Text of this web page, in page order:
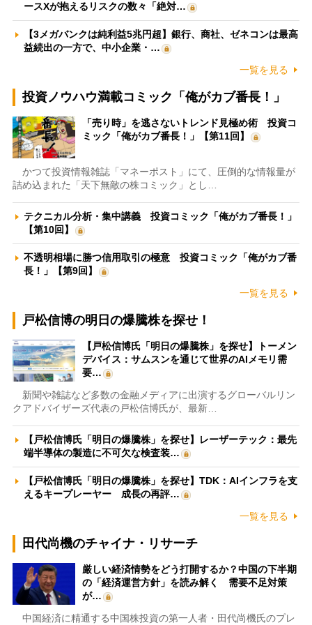
ースXが抱えるリスクの数々「絶対…
【3メガバンクは純利益5兆円超】銀行、商社、ゼネコンは最高
益続出の一方で、中小企業・…
一覧を見る
投資ノウハウ満載コミック「俺がカブ番長！」
「売り時」を逃さないトレンド見極め術 投資コ
ミック「俺がカブ番長！」【第11回】
かつて投資情報雑誌「マネーポスト」にて、圧倒的な情報量が
詰め込まれた「天下無敵の株コミック」とし…
テクニカル分析・集中講義 投資コミック「俺がカブ番長！」
【第10回】
不透明相場に勝つ信用取引の極意 投資コミック「俺がカブ番
長！」【第9回】
一覧を見る
戸松信博の明日の爆騰株を探せ！
【戸松信博氏「明日の爆騰株」を探せ】トーメン
デバイス：サムスンを通じて世界のAIメモリ需
要…
新聞や雑誌など多数の金融メディアに出演するグローバルリン
クアドバイザーズ代表の戸松信博氏が、最新…
【戸松信博氏「明日の爆騰株」を探せ】レーザーテック：最先
端半導体の製造に不可欠な検査装…
【戸松信博氏「明日の爆騰株」を探せ】TDK：AIインフラを支
えるキープレーヤー 成長の再評…
一覧を見る
田代尚機のチャイナ・リサーチ
厳しい経済情勢をどう打開するか？中国の下半期
の「経済運営方針」を読み解く 需要不足対策
が…
中国経済に精通する中国株投資の第一人者・田代尚機氏のプレ